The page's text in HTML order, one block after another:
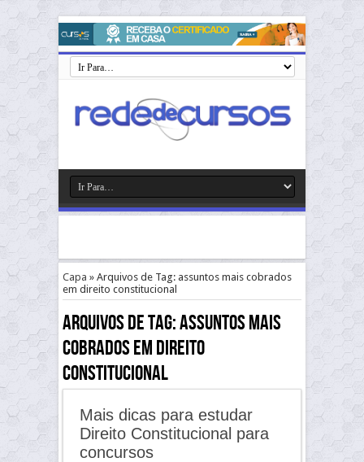
Capa » Arquivos de Tag: assuntos mais cobrados
em direito constitucional
Arquivos de Tag:assuntos mais
cobrados em direito
constitucional
Mais dicas para estudar
Direito Constitucional para
concursos